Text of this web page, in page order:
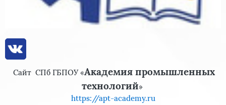
Сайт СПб ГБПОУ «Академия промышленных
технологий»
https://apt-academy.ru